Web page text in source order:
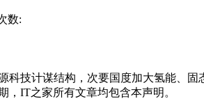
数:
计谋结构，次要国度加大氢能、固
IT之家所有文章均包含本声明。